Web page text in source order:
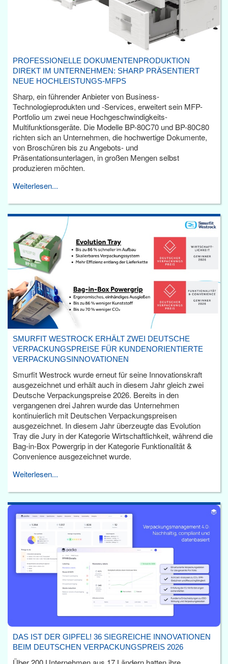
PROFESSIONELLE DOKUMENTENPRODUKTION
DIREKT IM UNTERNEHMEN: SHARP PRÄSENTIERT
NEUE HOCHLEISTUNGS-MFPS
Sharp, ein führender Anbieter von Business-
Technologieprodukten und -Services, erweitert sein MFP-
Portfolio um zwei neue Hochgeschwindigkeits-
Multifunktionsgeräte. Die Modelle BP-80C70 und BP-80C80
richten sich an Unternehmen, die hochwertige Dokumente,
von Broschüren bis zu Angebots- und
Präsentationsunterlagen, in großen Mengen selbst
produzieren möchten.
Weiterlesen...
SMURFIT WESTROCK ERHÄLT ZWEI DEUTSCHE
VERPACKUNGSPREISE FÜR KUNDENORIENTIERTE
VERPACKUNGSINNOVATIONEN
Smurfit Westrock wurde erneut für seine Innovationskraft
ausgezeichnet und erhält auch in diesem Jahr gleich zwei
Deutsche Verpackungspreise 2026. Bereits in den
vergangenen drei Jahren wurde das Unternehmen
kontinuierlich mit Deutschen Verpackungspreisen
ausgezeichnet. In diesem Jahr überzeugte das Evolution
Tray die Jury in der Kategorie Wirtschaftlichkeit, während die
Bag-in-Box Powergrip in der Kategorie Funktionalität &
Convenience ausgezeichnet wurde.
Weiterlesen...
DAS IST DER GIPFEL! 36 SIEGREICHE INNOVATIONEN
BEIM DEUTSCHEN VERPACKUNGSPREIS 2026